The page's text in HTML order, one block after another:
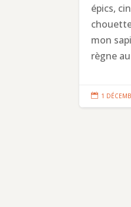
épics,
mon
règne
 1